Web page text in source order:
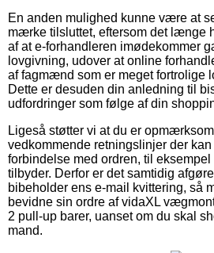
En anden mulighed kunne være at
mærke tilsluttet, eftersom det længe
af at e-forhandleren imødekommer
lovgivning, udover at online
af fagmænd som er meget fortrolige
Dette er desuden din anledning til
udfordringer som følge af din
Ligeså støtter vi at du er
vedkommende retningslinjer der
forbindelse med ordren, til
tilbyder. Derfor er det samtidig
bibeholder ens e-mail kvittering, så
bevidne sin ordre af vidaXL
2 pull-up barer, uanset om du skal
mand.